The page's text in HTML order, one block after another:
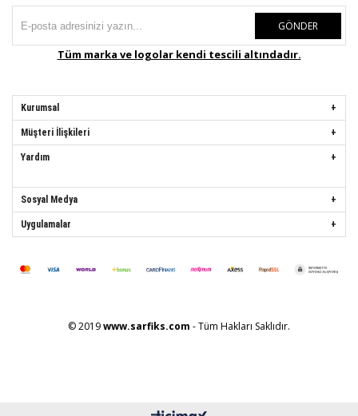
GÖNDER
Tüm marka ve logolar kendi tescili altındadır.
Kurumsal
Müşteri İlişkileri
Yardım
Sosyal Medya
Uygulamalar
© 2019www.sarfiks.com - Tüm Hakları Saklıdır.